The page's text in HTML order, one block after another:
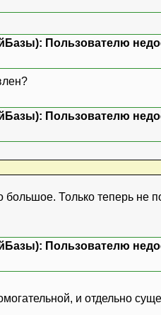
Пользователю
Пользователю
Только теперь не
Пользователю
и отдельно